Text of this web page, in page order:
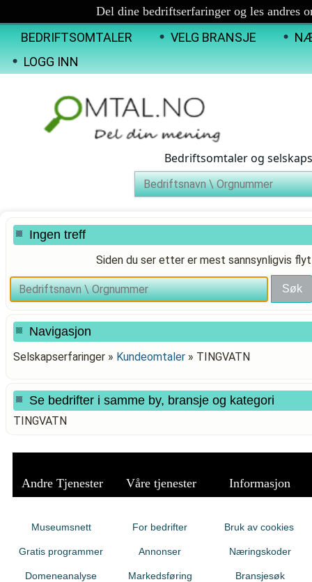
Del dine bedriftserfaringer og les andres
BEDRIFTSOMTALER VELG BRANSJE
LOGG INN
Bedriftsomtaler og
Ingen treff
Siden du ser etter er mest sannsynligvis
Navigasjon
Selskapserfaringer » Kundeomtaler » TINGVATN
Se bedrifter i samme by, bransje og kategori
TINGVATN
Andre Tjenester Våre tjenester Informasjon
Museumsnett
Gratis programmer
Domeneanalyse
For bedrifter
Annonser
Markedsføring
Bruk av cookies
Næringskoder
Bransjesøk